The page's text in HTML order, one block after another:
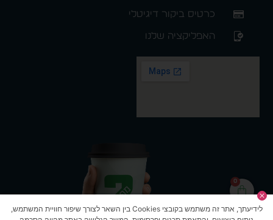
0
כרטיס ביקור דיגיטלי
האפליקציה שלנו
לידיעתך, אתר זה משתמש בקובצי Cookies בין השאר לצורך שיפור חוויית המשתמש,